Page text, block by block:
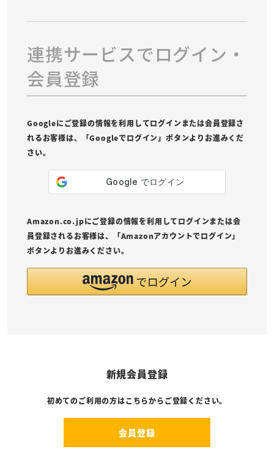
連携サービスでログイン・
会員登録
Googleにご登録の情報を利用してログインまたは会員登録さ
れるお客様は、「Googleでログイン」ボタンよりお進みくだ
さい。
Amazon.co.jpにご登録の情報を利用してログインまたは会
員登録されるお客様は、「Amazonアカウントでログイン」
ボタンよりお進みください。
新規会員登録
初めてのご利用の方はこちらからご登録ください。
会員登録